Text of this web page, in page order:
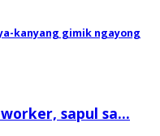
kanyang gimik ngayong
sapul sa...